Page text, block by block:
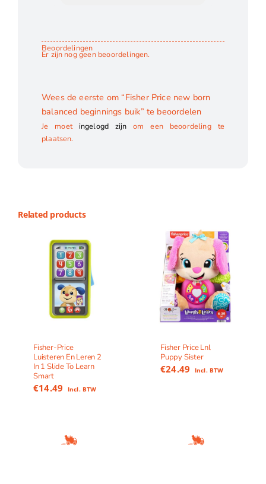
Beoordelingen
Er zijn nog geen beoordelingen.
Wees de eerste om “Fisher Price new born
balanced beginnings buik” te beoordelen
Je moet ingelogd zijn om een beoordeling te
plaatsen.
Related products
Fisher-Price
Luisteren En Leren 2
In 1 Slide To Learn
Smart
€14.49 Incl. BTW
Fisher Price Lnl
Puppy Sister
€24.49 Incl. BTW